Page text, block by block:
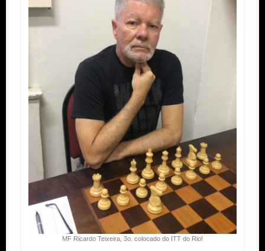
MF Ricardo Teixeira, 3o. colocado do ITT do Rio!